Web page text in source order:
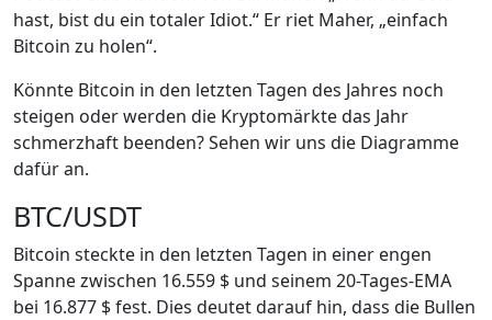
hast, bist du ein totaler Idiot.“ Er riet Maher, „einfach
Bitcoin zu holen“.
Könnte Bitcoin in den letzten Tagen des Jahres noch
steigen oder werden die Kryptomärkte das Jahr
schmerzhaft beenden? Sehen wir uns die Diagramme
dafür an.
BTC/USDT
Bitcoin steckte in den letzten Tagen in einer engen
Spanne zwischen 16.559 $ und seinem 20-Tages-EMA
bei 16.877 $ fest. Dies deutet darauf hin, dass die Bullen